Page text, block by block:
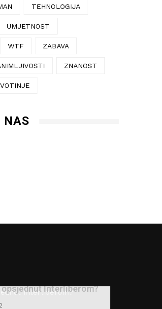
TEHNOLOGIJA
UMJETNOST
WTF ZABAVA
ZNANOST
NAS